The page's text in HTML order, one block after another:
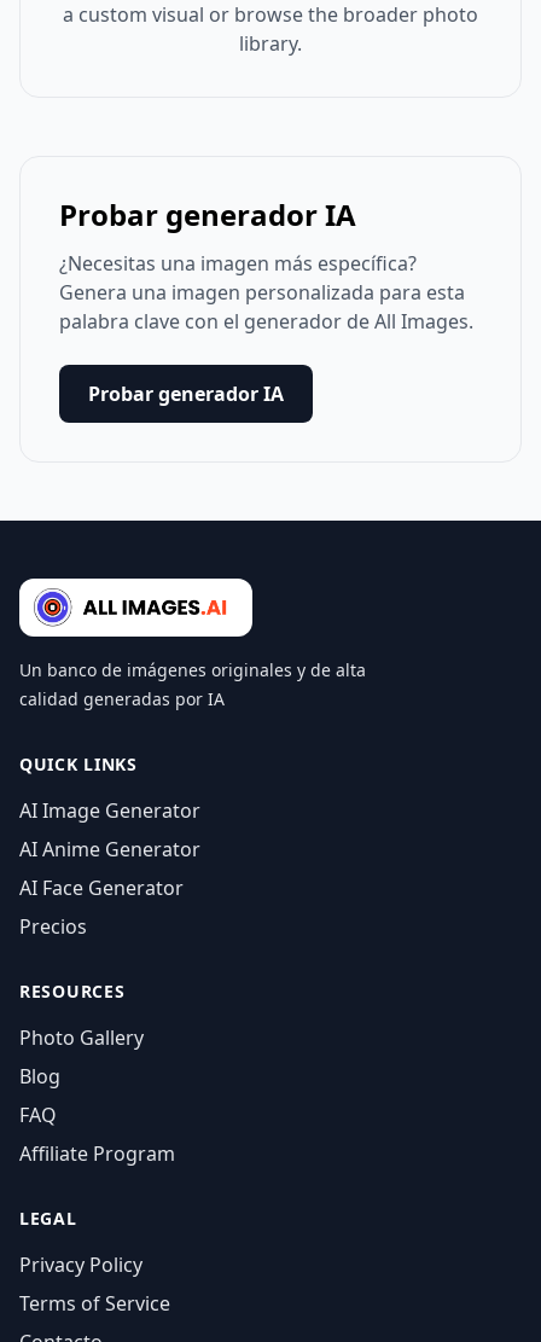
a custom visual or browse the broader photo
library.
Probar generador IA
¿Necesitas una imagen más específica?
Genera una imagen personalizada para esta
palabra clave con el generador de All Images.
Probar generador IA
Un banco de imágenes originales y de alta
calidad generadas por IA
QUICK LINKS
AI Image Generator
AI Anime Generator
AI Face Generator
Precios
RESOURCES
Photo Gallery
Blog
FAQ
Affiliate Program
LEGAL
Privacy Policy
Terms of Service